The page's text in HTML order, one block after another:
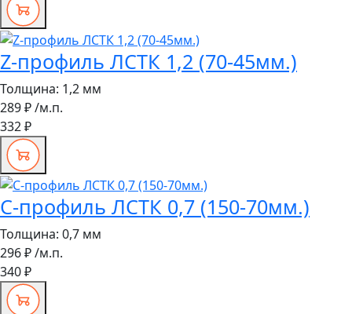
Z-профиль ЛСТК 1,2 (70-45мм.)
Толщина: 1,2 мм
289 ₽/м.п.
332 ₽
С-профиль ЛСТК 0,7 (150-70мм.)
Толщина: 0,7 мм
296 ₽/м.п.
340 ₽